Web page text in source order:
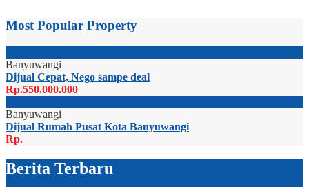
Most Popular Property
Banyuwangi
Dijual Cepat, Nego sampe deal
Rp.550.000.000
Banyuwangi
Dijual Rumah Pusat Kota Banyuwangi
Rp.
Berita Terbaru